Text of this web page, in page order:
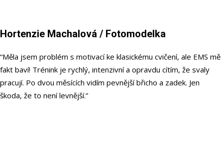
Hortenzie Machalová / Fotomodelka
“Měla jsem problém s motivací ke klasickému cvičení, ale EMS mě
fakt baví! Trénink je rychlý, intenzivní a opravdu cítím, že svaly
pracují. Po dvou měsících vidím pevnější břicho a zadek. Jen
škoda, že to není levnější.”